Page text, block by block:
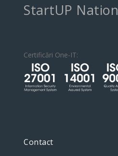
StartUP Nation
Certificări One-IT:
Contact